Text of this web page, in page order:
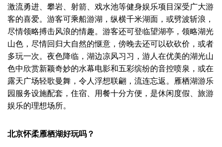
激流勇进、攀岩、射箭、戏水池等健身娱乐项目深受广大游
客的喜爱。游客可乘船游湖，纵横千米湖面，或劈波斩浪，
尽情领略搏击风浪的情趣。游客还可登临望湖亭，领略湖光
山色，尽情回归大自然的惬意，傍晚去还可以砍砍价，或者
多玩一次。夜色降临，湖边凉风习习，游人在优美的湖光山
色中欣赏新颖奇妙的水幕电影和五彩缤纷的音控喷泉，或在
露天广场轻歌曼舞，令人浮想联翩，流连忘返。雁栖湖游乐
园服务设施配套，住宿、用餐十分方便，是休闲度假、旅游
娱乐的理想场所。
北京怀柔雁栖湖好玩吗？